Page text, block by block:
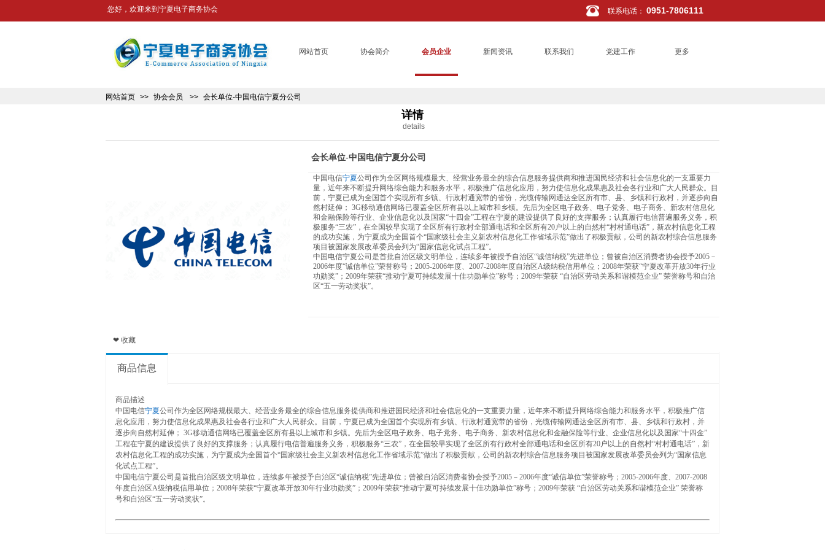
您好，欢迎来到宁夏电子商务协会 联系电话 ： 0951-7806111
网站首页 协会简介 会员企业 新闻资讯 联系我们 党建工作 更多
网站首页 >> 协会会员 >> 会长单位-中国电信宁夏分公司
详情
details
❤ 收藏
会长单位-中国电信宁夏分公司
中国电信宁夏公司作为全区网络规模最大、经营业务最全的综合信息服务提供商和推进国民经济和社会信息化的一支重要力
量，近年来不断提升网络综合能力和服务水平，积极推广信息化应用，努力使信息化成果惠及社会各行业和广大人民群众。目
前，宁夏已成为全国首个实现所有乡镇、行政村通宽带的省份，光缆传输网通达全区所有市、县、乡镇和行政村，并逐步向自
然村延伸； 3G移动通信网络已覆盖全区所有县以上城市和乡镇。先后为全区电子政务、电子党务、电子商务、新农村信息化
和金融保险等行业、企业信息化以及国家“十四金”工程在宁夏的建设提供了良好的支撑服务；认真履行电信普遍服务义务，积
极服务“三农”，在全国较早实现了全区所有行政村全部通电话和全区所有20户以上的自然村“村村通电话”，新农村信息化工程
的成功实施，为宁夏成为全国首个“国家级社会主义新农村信息化工作省域示范”做出了积极贡献，公司的新农村综合信息服务
项目被国家发展改革委员会列为“国家信息化试点工程”。
中国电信宁夏公司是首批自治区级文明单位，连续多年被授予自治区“诚信纳税”先进单位；曾被自治区消费者协会授予2005－
2006年度“诚信单位”荣誉称号；2005-2006年度、2007-2008年度自治区A级纳税信用单位；2008年荣获“宁夏改革开放30年行业
功勋奖”；2009年荣获“推动宁夏可持续发展十佳功勋单位”称号；2009年荣获 “自治区劳动关系和谐模范企业” 荣誉称号和自治
区“五一劳动奖状”。
商品信息
商品描述
中国电信宁夏公司作为全区网络规模最大、经营业务最全的综合信息服务提供商和推进国民经济和社会信息化的一支重要力量，近年来不断提升网络综合能力和服务水平，积极推广信
息化应用，努力使信息化成果惠及社会各行业和广大人民群众。目前，宁夏已成为全国首个实现所有乡镇、行政村通宽带的省份，光缆传输网通达全区所有市、县、乡镇和行政村，并
逐步向自然村延伸； 3G移动通信网络已覆盖全区所有县以上城市和乡镇。先后为全区电子政务、电子党务、电子商务、新农村信息化和金融保险等行业、企业信息化以及国家“十四金”
工程在宁夏的建设提供了良好的支撑服务；认真履行电信普遍服务义务，积极服务“三农”，在全国较早实现了全区所有行政村全部通电话和全区所有20户以上的自然村“村村通电话”，新
农村信息化工程的成功实施，为宁夏成为全国首个“国家级社会主义新农村信息化工作省域示范”做出了积极贡献，公司的新农村综合信息服务项目被国家发展改革委员会列为“国家信息
化试点工程”。
中国电信宁夏公司是首批自治区级文明单位，连续多年被授予自治区“诚信纳税”先进单位；曾被自治区消费者协会授予2005－2006年度“诚信单位”荣誉称号；2005-2006年度、2007-2008
年度自治区A级纳税信用单位；2008年荣获“宁夏改革开放30年行业功勋奖”；2009年荣获“推动宁夏可持续发展十佳功勋单位”称号；2009年荣获 “自治区劳动关系和谐模范企业” 荣誉称
号和自治区“五一劳动奖状”。